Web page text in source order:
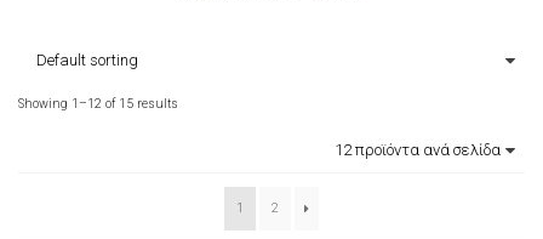
Showing 1–12 of 15 results
1 2